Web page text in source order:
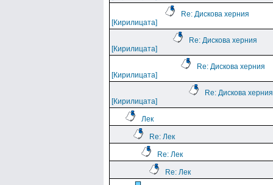
Re: Дискова херния
[Кирилицата]
Re: Дискова херния
[Кирилицата]
Re: Дискова херния
[Кирилицата]
Re: Дискова херния
[Кирилицата]
Лек
Re: Лек
Re: Лек
Re: Лек